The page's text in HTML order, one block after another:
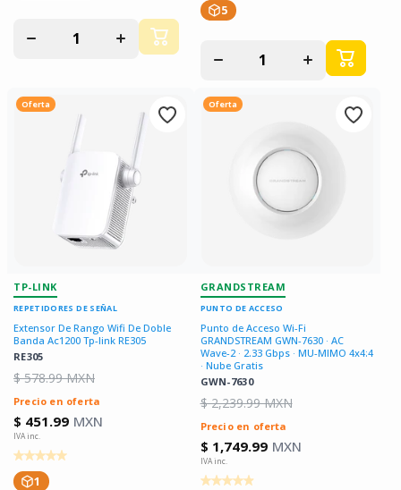
cantidad
Aumentar
cantidad
para
5
cantidad
Aumentar
cantidad
para
Oferta
TP-LINK
REPETIDORES DE SEÑAL
RE305
Extensor De Rango Wifi De Doble
Banda Ac1200 Tp-link RE305
$ 578.99 MXN
Precio en oferta
$ 451.99 MXN
1
Oferta
GRANDSTREAM
PUNTO DE ACCESO
GWN-7630
Punto de Acceso Wi-Fi
GRANDSTREAM GWN-7630 · AC
Wave-2 · 2.33 Gbps · MU-MIMO 4x4:4
· Nube Gratis
$ 2,239.99 MXN
Precio en oferta
$ 1,749.99 MXN